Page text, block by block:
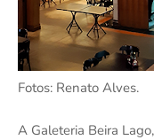
Fotos: Renato Alves.
A Galeteria Beira